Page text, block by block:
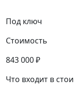
Под ключ
Стоимость
843 000 ₽
Что входит в